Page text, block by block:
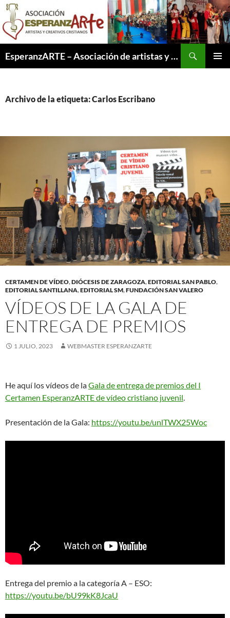
Saltar
contenido
EsperanzARTE – Asociación de artistas y creativos cristianos
Archivo de la etiqueta: Carlos Escribano
CERTAMEN DE VÍDEO,DIÓCESIS DE ZARAGOZA,EDITORIAL SAN PABLO,
EDITORIAL SANTILLANA,EDITORIAL SM,FUNDACIÓN SAN VALERO
VÍDEOS DE LA GALA DE
ENTREGA DE PREMIOS
1 JULIO, 2023 WEBMASTER ESPERANZARTE
He aquí los vídeos de laGala de entrega de premios del I
Certamen EsperanzARTE de vídeo cristiano juvenil.
Presentación de la Gala: https://youtu.be/unlTWX25Woc
Entrega del premio a la categoría A – ESO:
https://youtu.be/bU99kK8JcaU